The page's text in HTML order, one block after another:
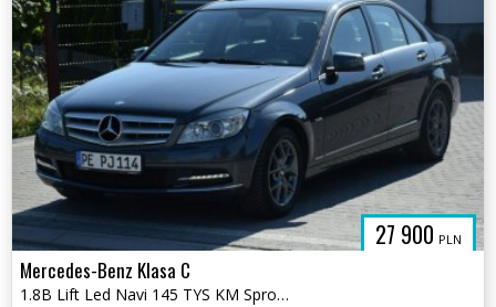
27 900 PLN
Mercedes-Benz Klasa C
1.8B Lift Led Navi 145 TYS KM Sprowadzony Opłacony